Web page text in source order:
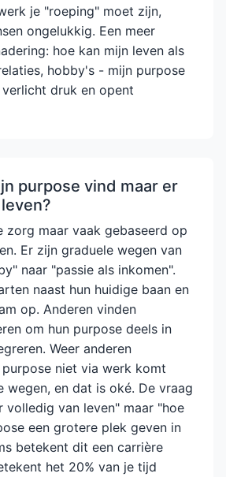
je "roeping" moet zijn,
ongelukkig. Een meer
hoe kan mijn leven als
hobby's - mijn purpose
druk en opent
purpose vind maar er
zorg maar vaak gebaseerd op
Er zijn graduele wegen van
naar "passie als inkomen".
naast hun huidige baan en
op. Anderen vinden
om hun purpose deels in
Weer anderen
niet via werk komt
wegen, en dat is oké. De vraag
volledig van leven" maar "hoe
een grotere plek geven in
betekent dit een carrière
het 20% van je tijd